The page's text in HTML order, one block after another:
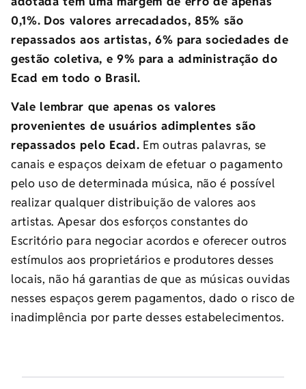
0,1%. Dos valores arrecadados, 85% são
repassados aos artistas, 6% para sociedades de
gestão coletiva, e 9% para a administração do
Ecad em todo o Brasil.
Vale lembrar que apenas os valores
provenientes de usuários adimplentes são
repassados pelo Ecad. Em outras palavras, se
canais e espaços deixam de efetuar o pagamento
pelo uso de determinada música, não é possível
realizar qualquer distribuição de valores aos
artistas. Apesar dos esforços constantes do
Escritório para negociar acordos e oferecer outros
estímulos aos proprietários e produtores desses
locais, não há garantias de que as músicas ouvidas
nesses espaços gerem pagamentos, dado o risco de
inadimplência por parte desses estabelecimentos.